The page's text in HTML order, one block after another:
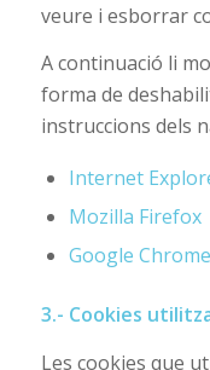
veure i esborrar
A continuació li
forma de
instruccions dels
Internet
Mozilla Firefox
Google Chrome
3.- Cookies
Les cookies que